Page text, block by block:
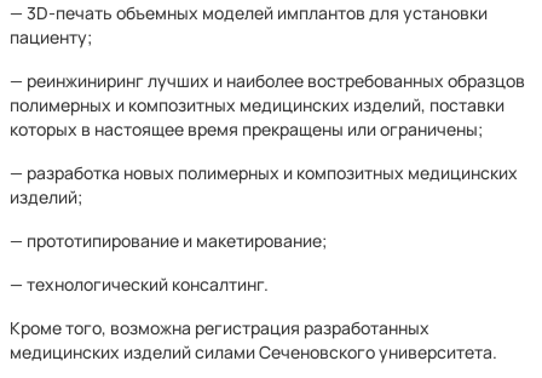
— 3D-печать объемных моделей имплантов для установки
пациенту;
— реинжиниринг лучших и наиболее востребованных образцов
полимерных и композитных медицинских изделий, поставки
которых в настоящее время прекращены или ограничены;
— разработка новых полимерных и композитных медицинских
изделий;
— прототипирование и макетирование;
— технологический консалтинг.
Кроме того, возможна регистрация разработанных
медицинских изделий силами Сеченовского университета.